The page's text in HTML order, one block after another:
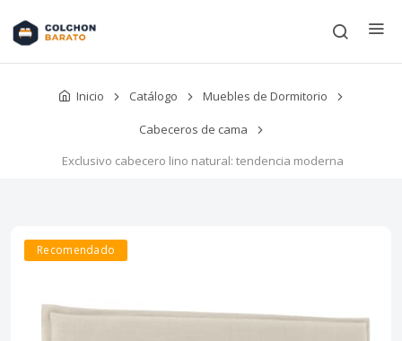
Inicio Catálogo Muebles de Dormitorio
Cabeceros de cama
Exclusivo cabecero lino natural: tendencia moderna
Recomendado